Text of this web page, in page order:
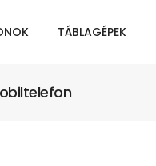
TÁBLAGÉPEK